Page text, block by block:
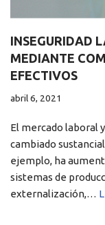
INSEGURIDAD
MEDIANTE
EFECTIVOS
abril 6, 2021
El mercado laboral
cambiado
ejemplo, ha
sistemas de
externalización,…